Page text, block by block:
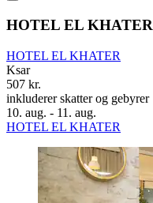
HOTEL EL KHATER
HOTEL EL KHATER
Ksar
507 kr.
inkluderer skatter og gebyrer
10. aug. - 11. aug.
HOTEL EL KHATER